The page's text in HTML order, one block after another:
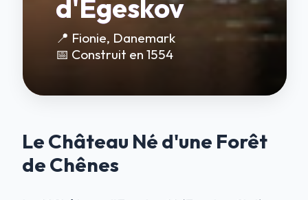
d'Egeskov
📍 Fionie, Danemark
📅 Construit en 1554
Le Château Né d'une Forêt
de Chênes